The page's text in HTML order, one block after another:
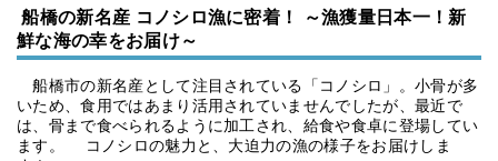
船橋の新名産 コノシロ漁に密着！ ～漁獲量日本一！新
鮮な海の幸をお届け～
船橋市の新名産として注目されている「コノシロ」。小骨が多
いため、食用ではあまり活用されていませんでしたが、最近で
は、骨まで食べられるように加工され、給食や食卓に登場してい
ます。 コノシロの魅力と、大迫力の漁の様子をお届けしま